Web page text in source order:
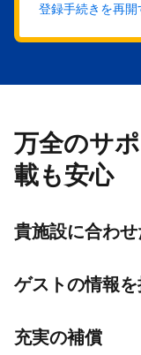
登録手続きを再開
万全のサ
載も安心
貴施設に合わ
ゲストの情報
充実の補償